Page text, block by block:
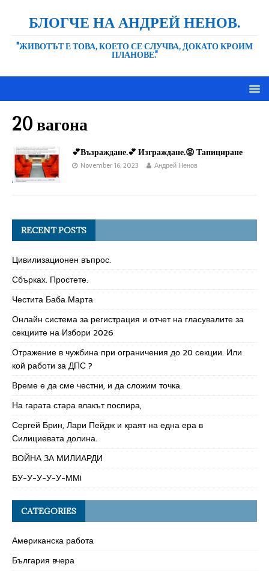
БЛОГЧЕ НА АНДРЕЙ НЕНОВ.
"ЖИВОТЪТ Е ТОВА, КОЕТО СЕ СЛУЧВА, ДОКАТО КРОИМ
ПЛАНОВЕ."
20 вагона
💕Възраждане.💕 Изграждане.😡 Тапициране
November 16, 2023 Андрей Ненов
RECENT POSTS
Цивилизационен въпрос.
Сбърках. Простете.
Честита Баба Марта
Онлайн система за регистрация и отчет на гласувалите за
секциите на Избори 2026
Отражение в чужбина при ограничения до 20 секции. Или
кой работи за ДПС ?
Време е да сме честни, и да сложим точка.
На гарата стара влакът поспира,
Сергей Брин, Лари Пейдж и краят на една ера в
Силициевата долина.
ВОЙНА ЗА МИЛИАРДИ
БУ-У-У-У-У-ММ!
CATEGORIES
Американска работа
България вчера